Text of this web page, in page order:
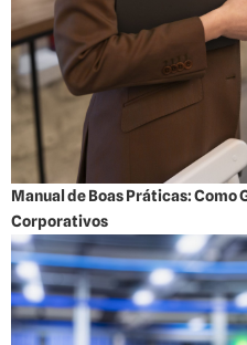
Manual de Boas Práticas: Como
Corporativos